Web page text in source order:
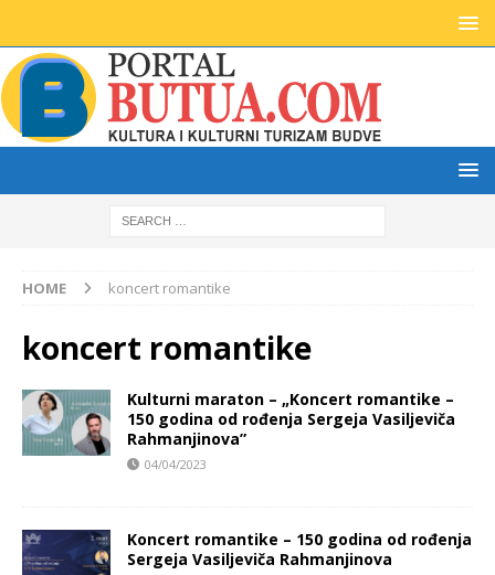
HOME koncert romantike
koncert romantike
Kulturni maraton – „Koncert romantike –
150 godina od rođenja Sergeja Vasiljeviča
Rahmanjinova”
04/04/2023
Koncert romantike – 150 godina od rođenja
Sergeja Vasiljeviča Rahmanjinova